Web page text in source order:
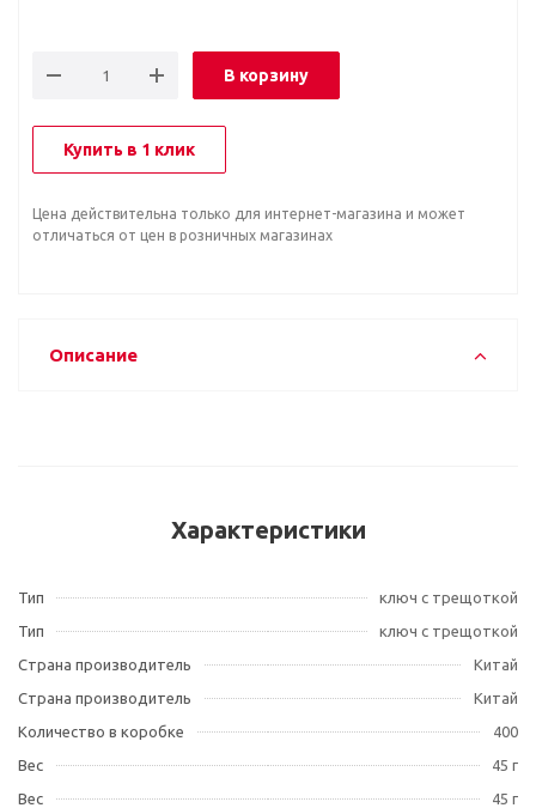
В корзину
Купить в 1 клик
Цена действительна только для интернет-магазина и может
отличаться от цен в розничных магазинах
Описание
Характеристики
Тип
ключ с трещоткой
Тип
ключ с трещоткой
Страна производитель
Китай
Страна производитель
Китай
Количество в коробке
400
Вес
45 г
Вес
45 г